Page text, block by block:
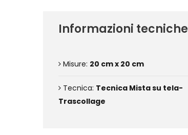
Informazioni tecniche
Misure: 20 cm x 20 cm
Tecnica: Tecnica Mista su tela-
Trascollage